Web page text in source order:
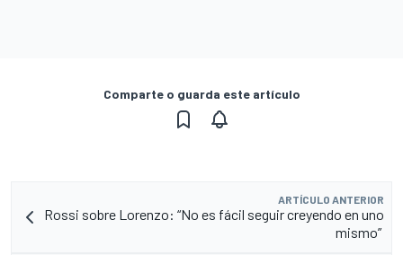
Comparte o guarda este artículo
ARTÍCULO ANTERIOR
Rossi sobre Lorenzo: “No es fácil seguir creyendo en uno
mismo”